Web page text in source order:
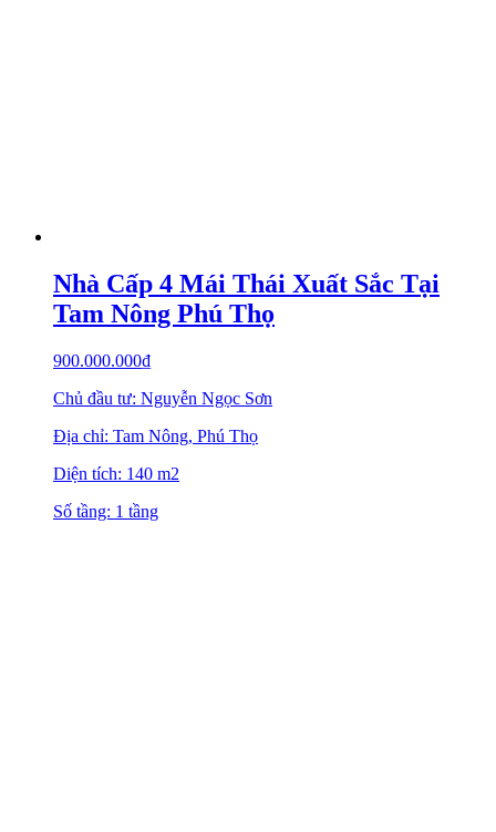
Nhà Cấp 4 Mái Thái Xuất Sắc Tại
Tam Nông Phú Thọ
900.000.000₫
Chủ đầu tư: Nguyễn Ngọc Sơn
Địa chỉ: Tam Nông, Phú Thọ
Diện tích: 140 m2
Số tầng: 1 tầng